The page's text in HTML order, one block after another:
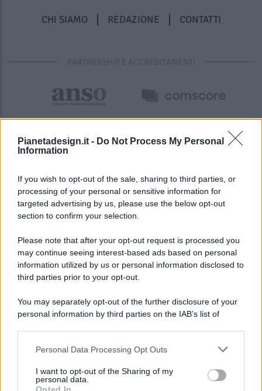
Pianetadesign.it - Do Not Process My Personal
Information
If you wish to opt-out of the sale, sharing to third parties, or
processing of your personal or sensitive information for
targeted advertising by us, please use the below opt-out
section to confirm your selection.
Please note that after your opt-out request is processed you
may continue seeing interest-based ads based on personal
information utilized by us or personal information disclosed to
third parties prior to your opt-out.
You may separately opt-out of the further disclosure of your
personal information by third parties on the IAB’s list of
This information may also be disclosed by us to third parties
disclose it to other third parties.
Personal Data Processing Opt Outs
I want to opt-out of the Sharing of my
personal data.
CHI SIAMO REDAZIONE CONTATTI
PARTNERSHIP E ACCREDITAMENTI
© 2026 - Pianeta Design - P.IVA 04827280654 - Testata
Registrata Al Tribunale Di Nocera Inferiore N. 8/2020 - RG N.
ISCRIZIONE AL ROC N. 35792 – ISCRITTA ALL’ANSO
(ASSOCIAZIONE NAZIONALE STAMPA ONLINE)
PREFERENZE PRIVACY